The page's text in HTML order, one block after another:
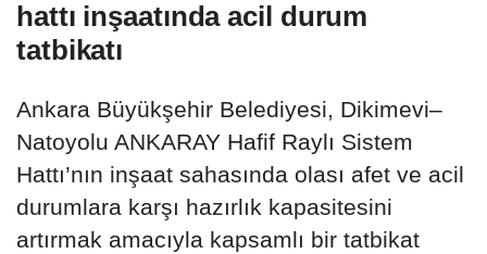
hattı inşaatında acil durum
tatbikatı
Ankara Büyükşehir Belediyesi, Dikimevi–
Natoyolu ANKARAY Hafif Raylı Sistem
Hattı’nın inşaat sahasında olası afet ve acil
durumlara karşı hazırlık kapasitesini
artırmak amacıyla kapsamlı bir tatbikat